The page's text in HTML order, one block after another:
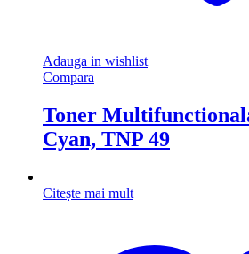
Adauga in wishlist
Compara
Toner
Cyan, TNP 49
Citește mai mult